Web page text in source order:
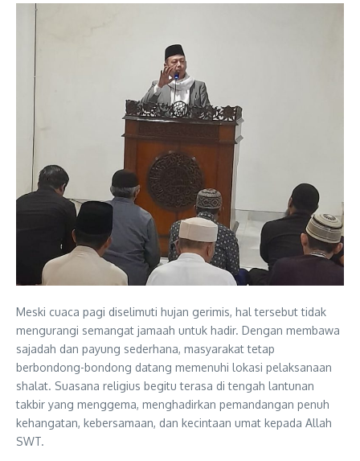
Meski cuaca pagi diselimuti hujan gerimis, hal tersebut tidak
mengurangi semangat jamaah untuk hadir. Dengan membawa
sajadah dan payung sederhana, masyarakat tetap
berbondong-bondong datang memenuhi lokasi pelaksanaan
shalat. Suasana religius begitu terasa di tengah lantunan
takbir yang menggema, menghadirkan pemandangan penuh
kehangatan, kebersamaan, dan kecintaan umat kepada Allah
SWT.